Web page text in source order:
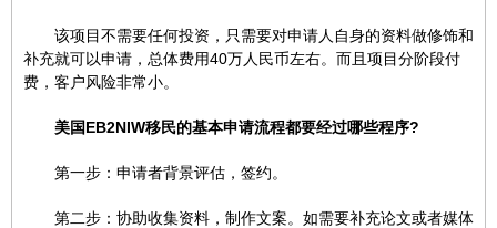
该项目不需要任何投资，只需要对申请人自身的资料做修饰和
补充就可以申请，总体费用40万人民币左右。而且项目分阶段付
费，客户风险非常小。
美国EB2NIW移民的基本申请流程都要经过哪些程序?
第一步：申请者背景评估，签约。
第二步：协助收集资料，制作文案。如需要补充论文或者媒体